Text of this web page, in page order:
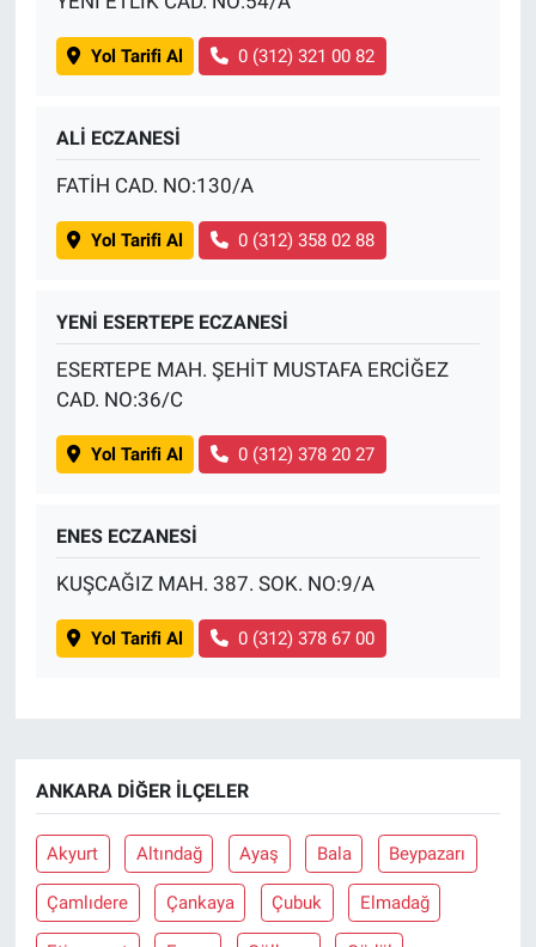
Yol Tarifi Al 0 (312) 321 00 82
ALİ ECZANESİ
FATİH CAD. NO:130/A
Yol Tarifi Al 0 (312) 358 02 88
YENİ ESERTEPE ECZANESİ
ESERTEPE MAH. ŞEHİT MUSTAFA ERCİĞEZ
CAD. NO:36/C
Yol Tarifi Al 0 (312) 378 20 27
ENES ECZANESİ
KUŞCAĞIZ MAH. 387. SOK. NO:9/A
Yol Tarifi Al 0 (312) 378 67 00
ANKARA DIĞER İLÇELER
Akyurt Altındağ Ayaş Bala Beypazarı
Çamlıdere Çankaya Çubuk Elmadağ
Bölge